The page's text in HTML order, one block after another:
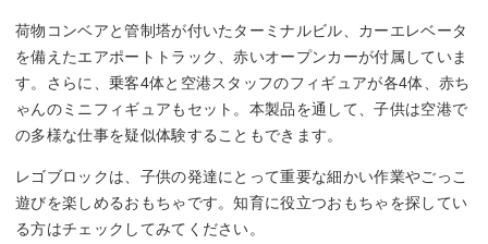
荷物コンベアと管制塔が付いたターミナルビル、カーエレベータ
を備えたエアポートトラック、赤いオープンカーが付属していま
す。さらに、乗客4体と空港スタッフのフィギュアが各4体、赤ち
ゃんのミニフィギュアもセット。本製品を通して、子供は空港で
の多様な仕事を疑似体験することもできます。
レゴブロックは、子供の発達にとって重要な細かい作業やごっこ
遊びを楽しめるおもちゃです。知育に役立つおもちゃを探してい
る方はチェックしてみてください。